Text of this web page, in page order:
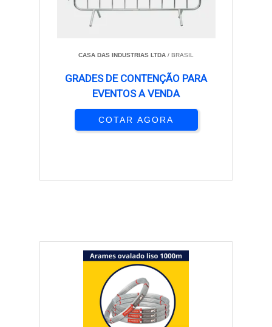
CASA DAS INDUSTRIAS LTDA / BRASIL
GRADES DE CONTENÇÃO PARA
EVENTOS A VENDA
COTAR AGORA